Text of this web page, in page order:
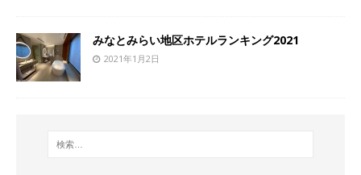
みなとみらい地区ホテルランキング2021
2021年1月2日